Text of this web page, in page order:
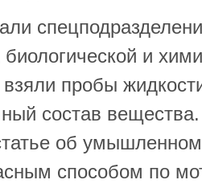
и
пробы
состав
об
способом по